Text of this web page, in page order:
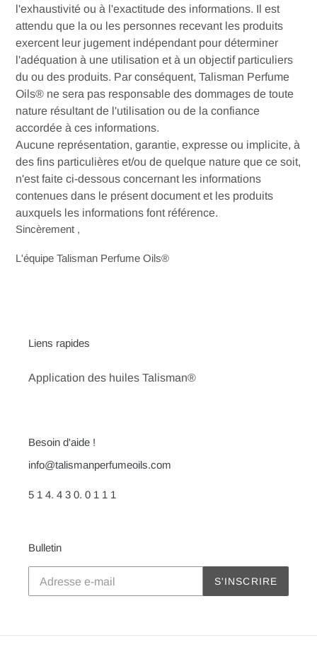
l'exhaustivité ou à l'exactitude des informations. Il est
attendu que la ou les personnes recevant les produits
exercent leur jugement indépendant pour déterminer
l'adéquation à une utilisation et à un objectif particuliers
du ou des produits. Par conséquent, Talisman Perfume
Oils® ne sera pas responsable des dommages de toute
nature résultant de l'utilisation ou de la confiance
accordée à ces informations.
Aucune représentation, garantie, expresse ou implicite, à
des fins particulières et/ou de quelque nature que ce soit,
n'est faite ci-dessous concernant les informations
contenues dans le présent document et les produits
auxquels les informations font référence.
Sincèrement ,
L'équipe Talisman Perfume Oils®
Liens rapides
Application des huiles Talisman®
Besoin d'aide !
info@talismanperfumeoils.com
5 1 4. 4 3 0. 0 1 1 1
Bulletin
S'INSCRIRE